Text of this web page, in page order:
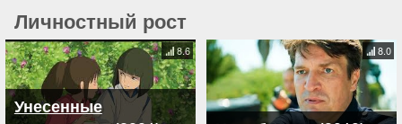
Личностный рост
Унесенные
8.6 8.0